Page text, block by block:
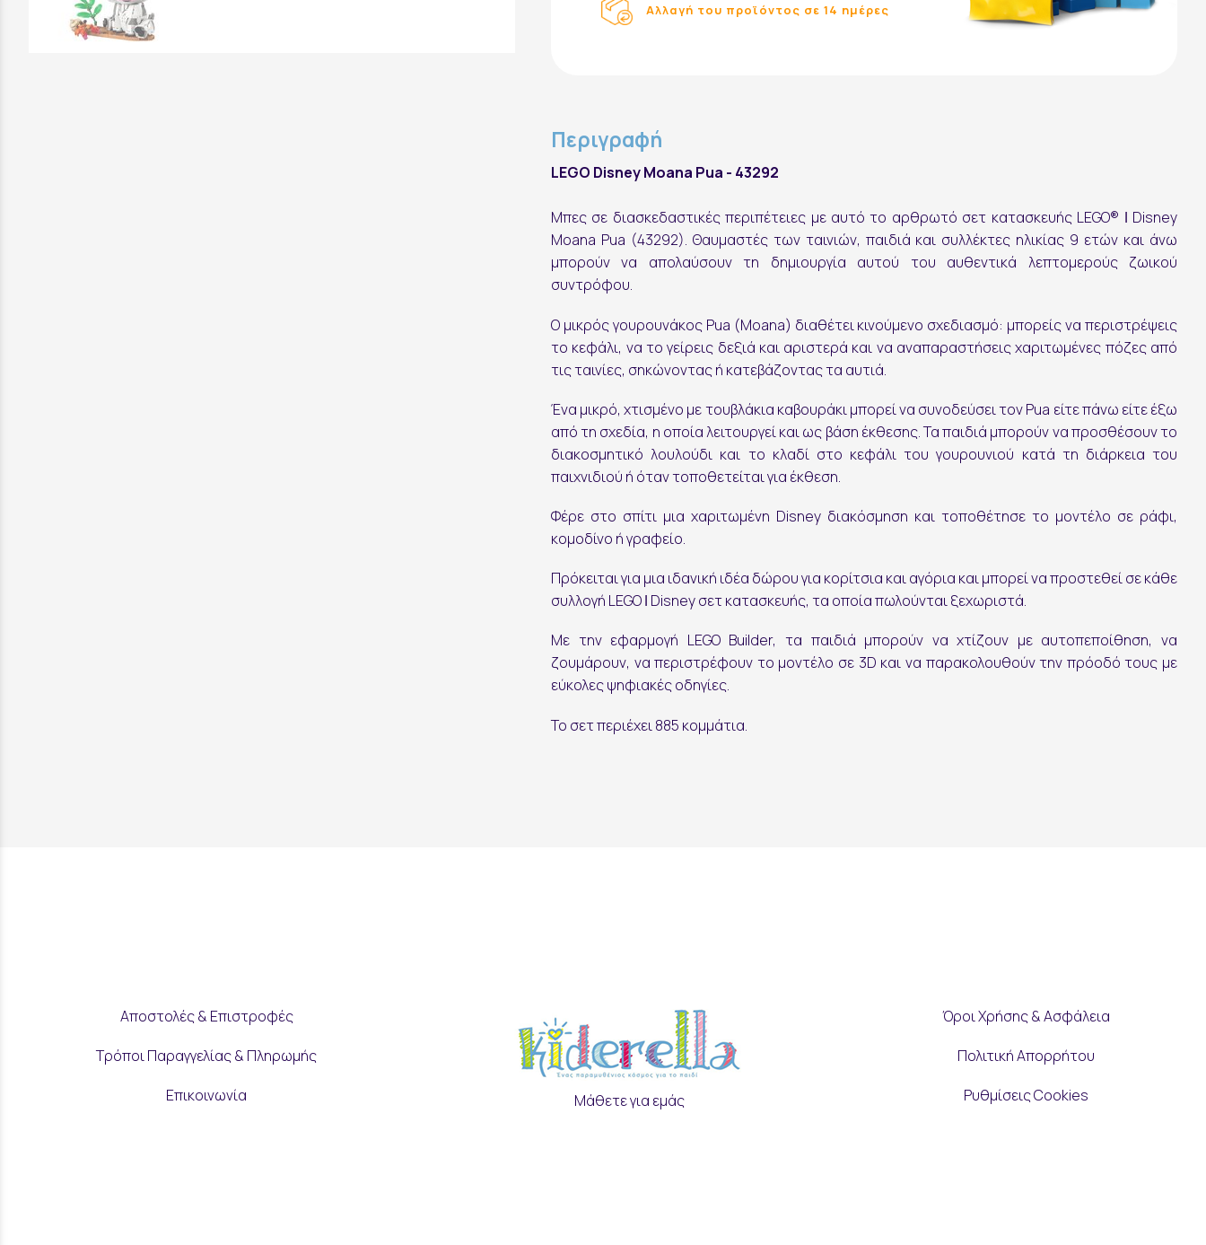
Αλλαγή του προϊόντος σε 14 ημέρες
Περιγραφή
LEGO Disney Moana Pua - 43292
Μπες σε διασκεδαστικές περιπέτειες με αυτό το αρθρωτό σετ κατασκευής LEGO® ǀ Disney
Moana Pua (43292). Θαυμαστές των ταινιών, παιδιά και συλλέκτες ηλικίας 9 ετών και άνω
μπορούν να απολαύσουν τη δημιουργία αυτού του αυθεντικά λεπτομερούς ζωικού
συντρόφου.
Ο μικρός γουρουνάκος Pua (Moana) διαθέτει κινούμενο σχεδιασμό: μπορείς να περιστρέψεις
το κεφάλι, να το γείρεις δεξιά και αριστερά και να αναπαραστήσεις χαριτωμένες πόζες από
τις ταινίες, σηκώνοντας ή κατεβάζοντας τα αυτιά.
Ένα μικρό, χτισμένο με τουβλάκια καβουράκι μπορεί να συνοδεύσει τον Pua είτε πάνω είτε έξω
από τη σχεδία, η οποία λειτουργεί και ως βάση έκθεσης. Τα παιδιά μπορούν να προσθέσουν το
διακοσμητικό λουλούδι και το κλαδί στο κεφάλι του γουρουνιού κατά τη διάρκεια του
παιχνιδιού ή όταν τοποθετείται για έκθεση.
Φέρε στο σπίτι μια χαριτωμένη Disney διακόσμηση και τοποθέτησε το μοντέλο σε ράφι,
κομοδίνο ή γραφείο.
Πρόκειται για μια ιδανική ιδέα δώρου για κορίτσια και αγόρια και μπορεί να προστεθεί σε κάθε
συλλογή LEGO ǀ Disney σετ κατασκευής, τα οποία πωλούνται ξεχωριστά.
Με την εφαρμογή LEGO Builder, τα παιδιά μπορούν να χτίζουν με αυτοπεποίθηση, να
ζουμάρουν, να περιστρέφουν το μοντέλο σε 3D και να παρακολουθούν την πρόοδό τους με
εύκολες ψηφιακές οδηγίες.
Το σετ περιέχει 885 κομμάτια.
Εγγραφή στο Newsletter
εγγραφή
Αποστολές & Επιστροφές
Τρόποι Παραγγελίας & Πληρωμής
Επικοινωνία Μάθετε για εμάς
Όροι Χρήσης & Ασφάλεια
Πολιτική Απορρήτου
Ρυθμίσεις Cookies